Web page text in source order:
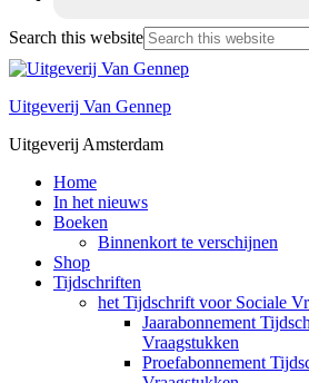
Search this website
Uitgeverij Van Gennep
Uitgeverij Amsterdam
Home
In het nieuws
Boeken
Binnenkort te verschijnen
Shop
Tijdschriften
het Tijdschrift voor Sociale
Jaarabonnement
Vraagstukken
Proefabonnement